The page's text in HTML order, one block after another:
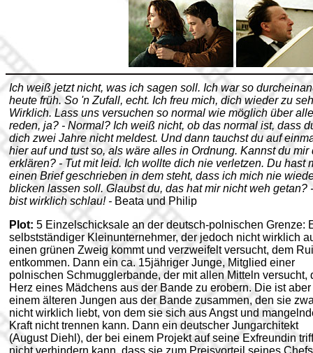
Ich weiß jetzt nicht, was ich sagen soll. Ich war so
heute früh. So 'n Zufall, echt. Ich freu mich, dich wieder zu
Wirklich. Lass uns versuchen so normal wie möglich über
reden, ja? - Normal? Ich weiß nicht, ob das normal ist, dass
dich zwei Jahre nicht meldest. Und dann tauchst du auf
hier auf und tust so, als wäre alles in Ordnung. Kannst du mir
erklären? - Tut mit leid. Ich wollte dich nie verletzen. Du hast
einen Brief geschrieben in dem steht, dass ich mich nie
blicken lassen soll. Glaubst du, das hat mir nicht weh getan?
bist wirklich schlau! - Beata und Philip
Plot: 5 Einzelschicksale an der deutsch-polnischen Grenze:
selbstständiger Kleinunternehmer, der jedoch nicht wirklich
einen grünen Zweig kommt und verzweifelt versucht, dem
entkommen. Dann ein ca. 15jähriger Junge, Mitglied einer
polnischen Schmugglerbande, der mit allen Mitteln versucht,
Herz eines Mädchens aus der Bande zu erobern. Die ist aber
einem älteren Jungen aus der Bande zusammen, den sie
nicht wirklich liebt, von dem sie sich aus Angst und
Kraft nicht trennen kann. Dann ein deutscher Jungarchitekt
(August Diehl), der bei einem Projekt auf seine Exfreundin
nicht verhindern kann, dass sie zum Preisvorteil seines Chefs